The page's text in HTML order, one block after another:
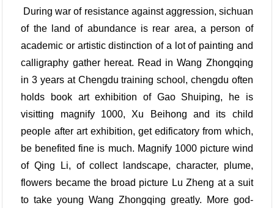
During war of resistance against aggression, sichuan
of the land of abundance is rear area, a person of
academic or artistic distinction of a lot of painting and
calligraphy gather hereat. Read in Wang Zhongqing
in 3 years at Chengdu training school, chengdu often
holds book art exhibition of Gao Shuiping, he is
visitting magnify 1000, Xu Beihong and its child
people after art exhibition, get edificatory from which,
be benefited fine is much. Magnify 1000 picture wind
of Qing Li, of collect landscape, character, plume,
flowers became the broad picture Lu Zheng at a suit
to take young Wang Zhongqing greatly. More god-